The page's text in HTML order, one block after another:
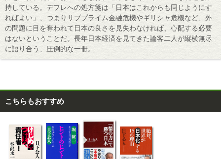
持している。デフレへの処方箋は「日本はこれからも同じようにす
ればよい」、つまりサブプライム金融危機やギリシャ危機など、外
の問題に目を奪われて日本の良さを見失わなければ、心配する必要
はないということだ。長年日本経済を見てきた論客二人が縦横無尽
に語り合う、圧倒的な一冊。
こちらもおすすめ